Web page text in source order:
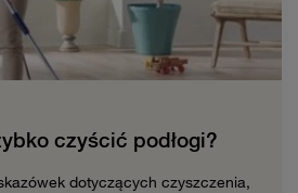
czyścić podłogi?
dotyczących czyszczenia,